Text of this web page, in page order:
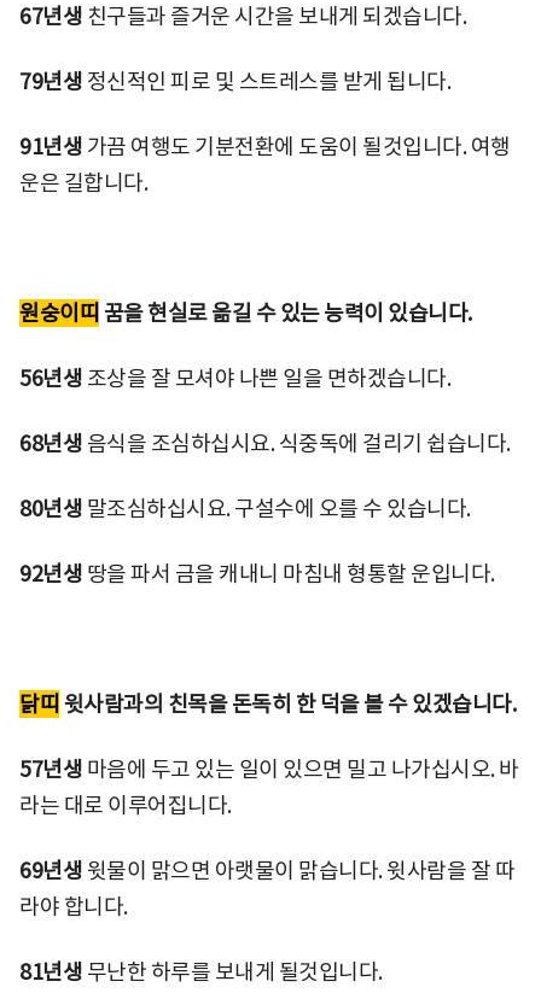
67년생 친구들과 즐거운 시간을 보내게 되겠습니다.
79년생 정신적인 피로 및 스트레스를 받게 됩니다.
91년생 가끔 여행도 기분전환에 도움이 될것입니다. 여행
운은 길합니다.
원숭이띠 꿈을 현실로 옮길 수 있는 능력이 있습니다.
56년생 조상을 잘 모셔야 나쁜 일을 면하겠습니다.
68년생 음식을 조심하십시요. 식중독에 걸리기 쉽습니다.
80년생 말조심하십시요. 구설수에 오를 수 있습니다.
92년생 땅을 파서 금을 캐내니 마침내 형통할 운입니다.
닭띠 윗사람과의 친목을 돈독히 한 덕을 볼 수 있겠습니다.
57년생 마음에 두고 있는 일이 있으면 밀고 나가십시오. 바
라는 대로 이루어집니다.
69년생 윗물이 맑으면 아랫물이 맑습니다. 윗사람을 잘 따
라야 합니다.
81년생 무난한 하루를 보내게 될것입니다.